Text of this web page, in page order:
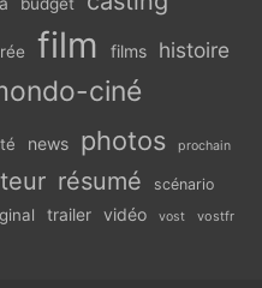
budget
film films histoire
ciné
news photos prochain
résumé scénario
trailer vidéo vost vostfr